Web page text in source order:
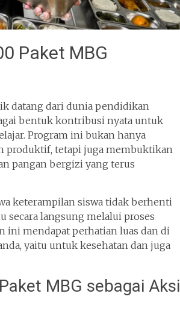
Paket MBG
datang dari dunia pendidikan
bentuk kontribusi nyata untuk
Program ini bukan hanya
produktif, tetapi juga membuktikan
pangan bergizi yang terus
keterampilan siswa tidak berhenti
secara langsung melalui proses
ini mendapat perhatian luas dan di
yaitu untuk kesehatan dan juga
MBG sebagai Aksi